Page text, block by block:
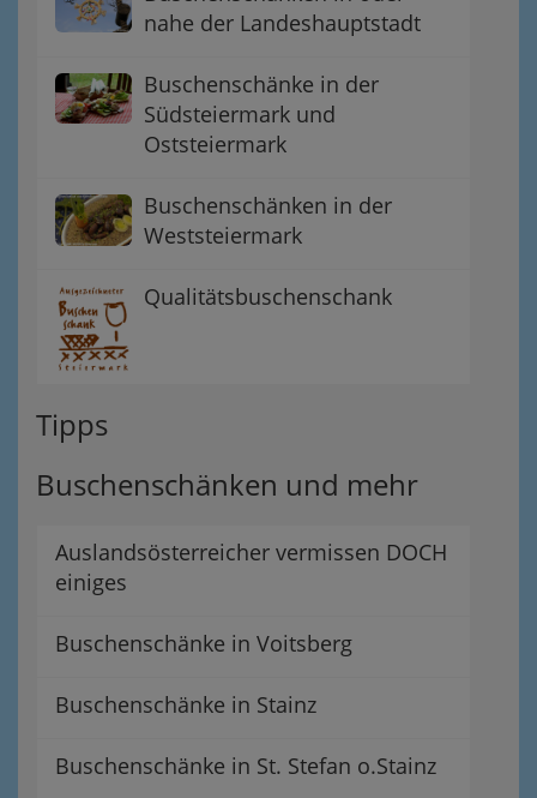
nahe der Landeshauptstadt
Buschenschänke in der
Südsteiermark und
Oststeiermark
Buschenschänken in der
Weststeiermark
Qualitätsbuschenschank
Tipps
Buschenschänken und mehr
Auslandsösterreicher vermissen DOCH
einiges
Buschenschänke in Voitsberg
Buschenschänke in Stainz
Buschenschänke in St. Stefan o.Stainz